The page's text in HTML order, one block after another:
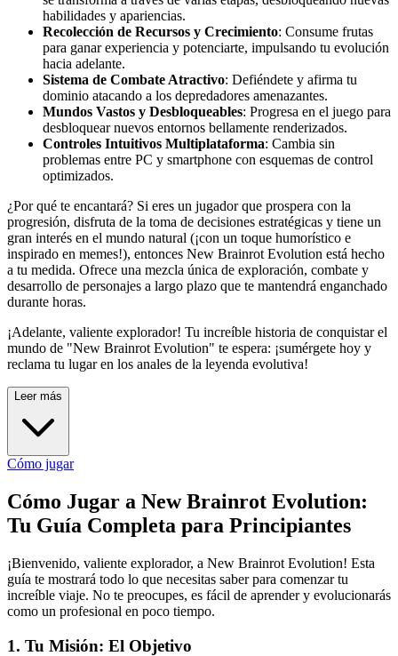
habilidades y apariencias.
Recolección de Recursos y Crecimiento: Consume frutas
para ganar experiencia y potenciarte, impulsando tu evolución
hacia adelante.
Sistema de Combate Atractivo: Defiéndete y afirma tu
dominio atacando a los depredadores amenazantes.
Mundos Vastos y Desbloqueables: Progresa en el juego para
desbloquear nuevos entornos bellamente renderizados.
Controles Intuitivos Multiplataforma: Cambia sin
problemas entre PC y smartphone con esquemas de control
optimizados.
¿Por qué te encantará? Si eres un jugador que prospera con la
progresión, disfruta de la toma de decisiones estratégicas y tiene un
gran interés en el mundo natural (¡con un toque humorístico e
inspirado en memes!), entonces New Brainrot Evolution está hecho
a tu medida. Ofrece una mezcla única de exploración, combate y
desarrollo de personajes a largo plazo que te mantendrá enganchado
durante horas.
¡Adelante, valiente explorador! Tu increíble historia de conquistar el
mundo de "New Brainrot Evolution" te espera: ¡sumérgete hoy y
reclama tu lugar en los anales de la leyenda evolutiva!
Leer más
Cómo jugar
Cómo Jugar a New Brainrot Evolution:
Tu Guía Completa para Principiantes
¡Bienvenido, valiente explorador, a New Brainrot Evolution! Esta
guía te mostrará todo lo que necesitas saber para comenzar tu
increíble viaje. No te preocupes, es fácil de aprender y evolucionarás
como un profesional en poco tiempo.
1. Tu Misión: El Objetivo